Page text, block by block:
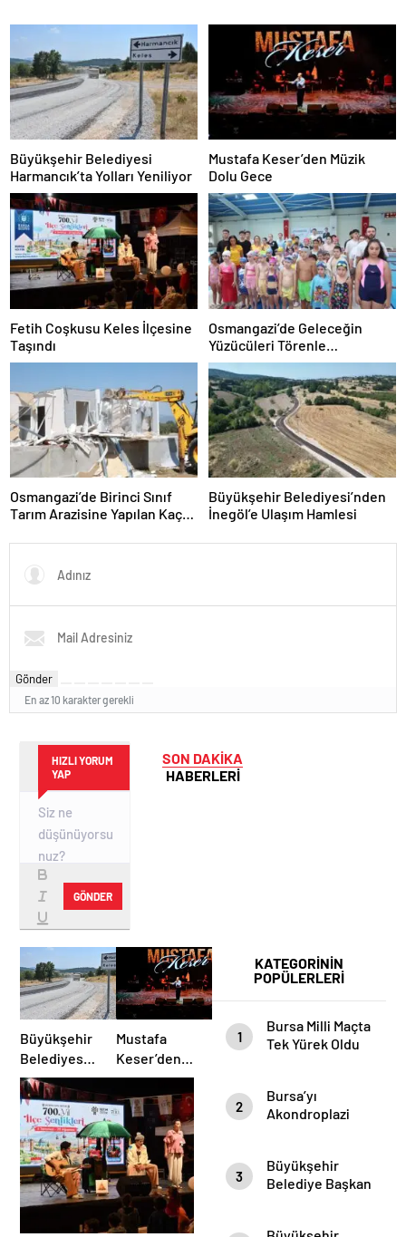
Büyükşehir Belediyesi
Harmancık’ta Yolları Yeniliyor
Mustafa Keser’den Müzik
Dolu Gece
Fetih Coşkusu Keles İlçesine
Taşındı
Osmangazi’de Geleceğin
Yüzücüleri Törenle
Sertifikalarını Aldı
Osmangazi’de Birinci Sınıf
Tarım Arazisine Yapılan Kaçak
Büyükşehir Belediyesi’nden
İnegöl’e Ulaşım Hamlesi
Gönder
En az 10 karakter gerekli
HIZLI YORUM
YAP
GÖNDER
SON DAKİKA
HABERLERİ
KATEGORİNİN
POPÜLERLERİ
1
Bursa Milli Maçta
Tek Yürek Oldu
2
Bursa’yı
Akondroplazi
3
Büyükşehir
Belediye Başkan
Büyükşehir
Belediyesi
Harmancık’ta
Yolları
Yeniliyor
Mustafa
Keser’den
Müzik Dolu
Gece